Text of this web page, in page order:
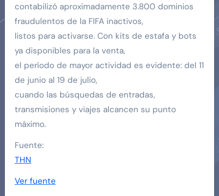
contabilizó aproximadamente 3.800 dominios
fraudulentos de la FIFA inactivos,
listos para activarse. Con kits de estafa y bots
ya disponibles para la venta,
el período de mayor actividad es evidente: del 11
de junio al 19 de julio,
cuando las búsquedas de entradas,
transmisiones y viajes alcancen su punto
máximo.
Fuente:
THN
Ver fuente